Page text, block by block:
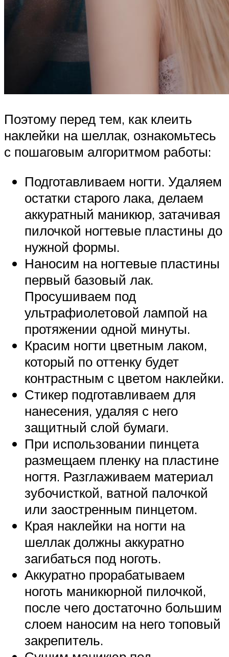
Поэтому перед тем, как клеить
наклейки на шеллак, ознакомьтесь
с пошаговым алгоритмом работы:
Подготавливаем ногти. Удаляем
остатки старого лака, делаем
аккуратный маникюр, затачивая
пилочкой ногтевые пластины до
нужной формы.
Наносим на ногтевые пластины
первый базовый лак.
Просушиваем под
ультрафиолетовой лампой на
протяжении одной минуты.
Красим ногти цветным лаком,
который по оттенку будет
контрастным с цветом наклейки.
Стикер подготавливаем для
нанесения, удаляя с него
защитный слой бумаги.
При использовании пинцета
размещаем пленку на пластине
ногтя. Разглаживаем материал
зубочисткой, ватной палочкой
или заостренным пинцетом.
Края наклейки на ногти на
шеллак должны аккуратно
загибаться под ноготь.
Аккуратно прорабатываем
ноготь маникюрной пилочкой,
после чего достаточно большим
слоем наносим на него топовый
закрепитель.